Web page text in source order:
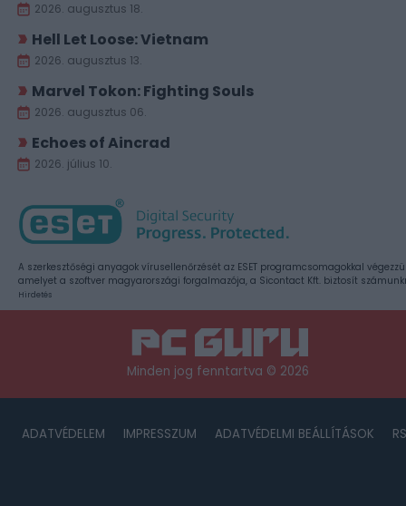
2026. augusztus 18.
Hell Let Loose: Vietnam
2026. augusztus 13.
Marvel Tokon: Fighting Souls
2026. augusztus 06.
Echoes of Aincrad
2026. július 10.
A szerkesztőségi anyagok vírusellenőrzését az ESET programcsomagokkal
amelyet a szoftver magyarországi forgalmazója, a Sicontact Kft. biztosít
Hirdetés
Minden jog fenntartva © 2026
ADATVÉDELEM IMPRESSZUM ADATVÉDELMI BEÁLLÍTÁSOK